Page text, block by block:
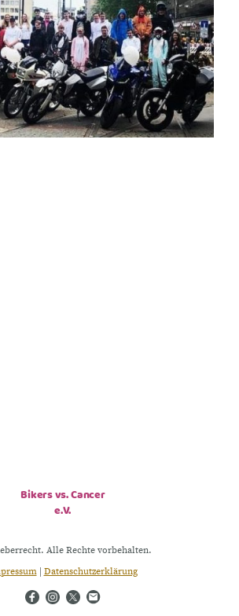
Bikers vs. Cancer
e.V.
Alle Rechte vorbehalten.
| Datenschutzerklärung